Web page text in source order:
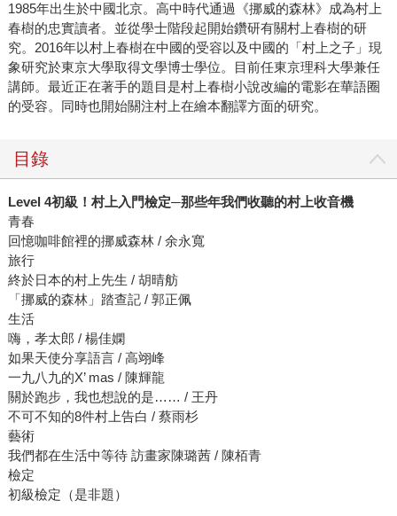
1985年出生於中國北京。高中時代通過《挪威的森林》成為村上
春樹的忠實讀者。並從學士階段起開始鑽研有關村上春樹的研
究。2016年以村上春樹在中國的受容以及中國的「村上之子」現
象研究於東京大學取得文學博士學位。目前任東京理科大學兼任
講師。最近正在著手的題目是村上春樹小說改編的電影在華語圈
的受容。同時也開始關注村上在繪本翻譯方面的研究。
目錄
Level 4初級！村上入門檢定─那些年我們收聽的村上收音機
青春
回憶咖啡館裡的挪威森林 / 余永寬
旅行
終於日本的村上先生 / 胡晴舫
「挪威的森林」踏查記 / 郭正佩
生活
嗨，孝太郎 / 楊佳嫻
如果天使分享語言 / 高翊峰
一九八九的X’ mas / 陳輝龍
關於跑步，我也想說的是…… / 王丹
不可不知的8件村上告白 / 蔡雨杉
藝術
我們都在生活中等待 訪畫家陳璐茜 / 陳栢青
檢定
初級檢定（是非題）